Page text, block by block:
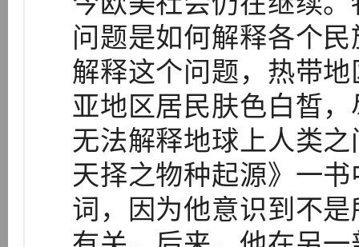
问题是如何解释各个
解释这个问题，热带
亚地区居民肤色白皙
无法解释地球上人类
天择之物种起源》一
词，因为他意识到不